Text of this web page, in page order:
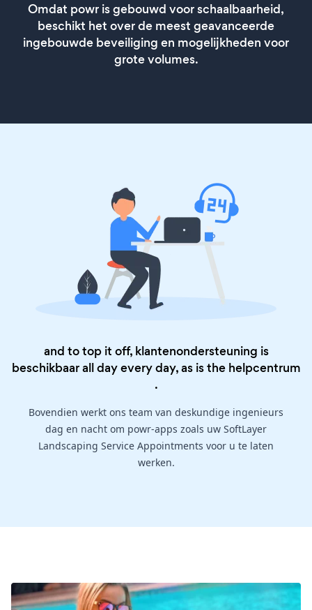
Omdat powr is gebouwd voor schaalbaarheid,
beschikt het over de meest geavanceerde
ingebouwde beveiliging en mogelijkheden voor
grote volumes.
and to top it off, klantenondersteuning is
beschikbaar all day every day, as is the helpcentrum
.
Bovendien werkt ons team van deskundige ingenieurs
dag en nacht om powr-apps zoals uw SoftLayer
Landscaping Service Appointments voor u te laten
werken.